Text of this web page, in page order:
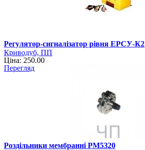
Регулятор-сигналізатор рівня ЕРСУ-К2
Криводуб, ПП
Ціна: 250.00
Перегляд
Роздільники мембранні РМ5320